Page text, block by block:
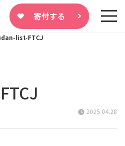
寄付する
list-FTCJ
2025.04.28